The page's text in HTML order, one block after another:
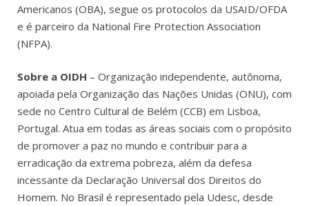
Americanos (OBA), segue os protocolos da USAID/OFDA
e é parceiro da National Fire Protection Association
(NFPA).
Sobre a OIDH – Organização independente, autônoma,
apoiada pela Organização das Nações Unidas (ONU), com
sede no Centro Cultural de Belém (CCB) em Lisboa,
Portugal. Atua em todas as áreas sociais com o propósito
de promover a paz no mundo e contribuir para a
erradicação da extrema pobreza, além da defesa
incessante da Declaração Universal dos Direitos do
Homem. No Brasil é representado pela Udesc, desde